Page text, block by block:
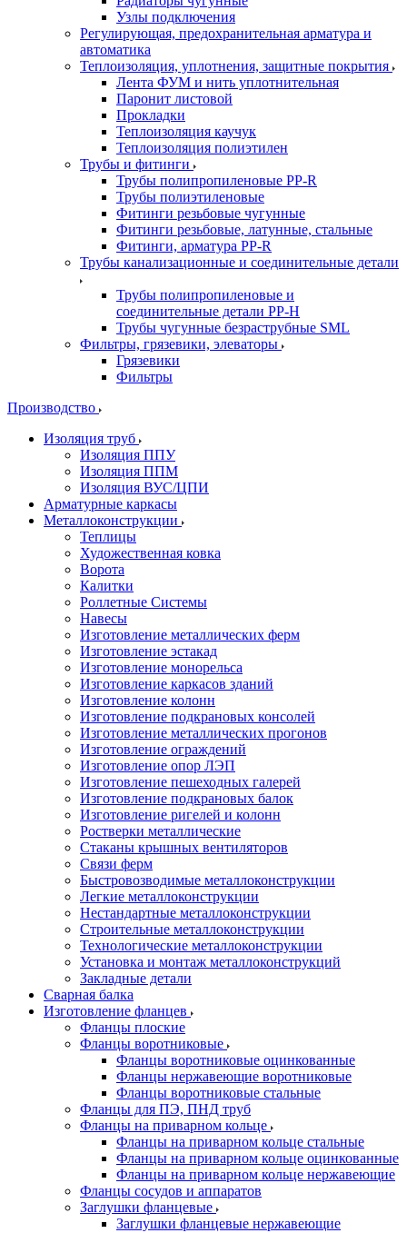
Узлы подключения
Регулирующая, предохранительная арматура и
автоматика
Теплоизоляция, уплотнения, защитные покрытия
Лента ФУМ и нить уплотнительная
Паронит листовой
Прокладки
Теплоизоляция каучук
Теплоизоляция полиэтилен
Трубы и фитинги
Трубы полипропиленовые PP-R
Трубы полиэтиленовые
Фитинги резьбовые чугунные
Фитинги резьбовые, латунные, стальные
Фитинги, арматура PP-R
Трубы канализационные и соединительные детали
Трубы полипропиленовые и
соединительные детали PP-H
Трубы чугунные безраструбные SML
Фильтры, грязевики, элеваторы
Грязевики
Фильтры
Производство
Изоляция труб
Изоляция ППУ
Изоляция ППМ
Изоляция ВУС/ЦПИ
Арматурные каркасы
Металлоконструкции
Теплицы
Художественная ковка
Ворота
Калитки
Роллетные Системы
Навесы
Изготовление металлических ферм
Изготовление эстакад
Изготовление монорельса
Изготовление каркасов зданий
Изготовление колонн
Изготовление подкрановых консолей
Изготовление металлических прогонов
Изготовление ограждений
Изготовление опор ЛЭП
Изготовление пешеходных галерей
Изготовление подкрановых балок
Изготовление ригелей и колонн
Ростверки металлические
Стаканы крышных вентиляторов
Связи ферм
Быстровозводимые металлоконструкции
Легкие металлоконструкции
Нестандартные металлоконструкции
Строительные металлоконструкции
Технологические металлоконструкции
Установка и монтаж металлоконструкций
Закладные детали
Сварная балка
Изготовление фланцев
Фланцы плоские
Фланцы воротниковые
Фланцы воротниковые оцинкованные
Фланцы нержавеющие воротниковые
Фланцы воротниковые стальные
Фланцы для ПЭ, ПНД труб
Фланцы на приварном кольце
Фланцы на приварном кольце стальные
Фланцы на приварном кольце оцинкованные
Фланцы на приварном кольце нержавеющие
Фланцы сосудов и аппаратов
Заглушки фланцевые
Заглушки фланцевые нержавеющие